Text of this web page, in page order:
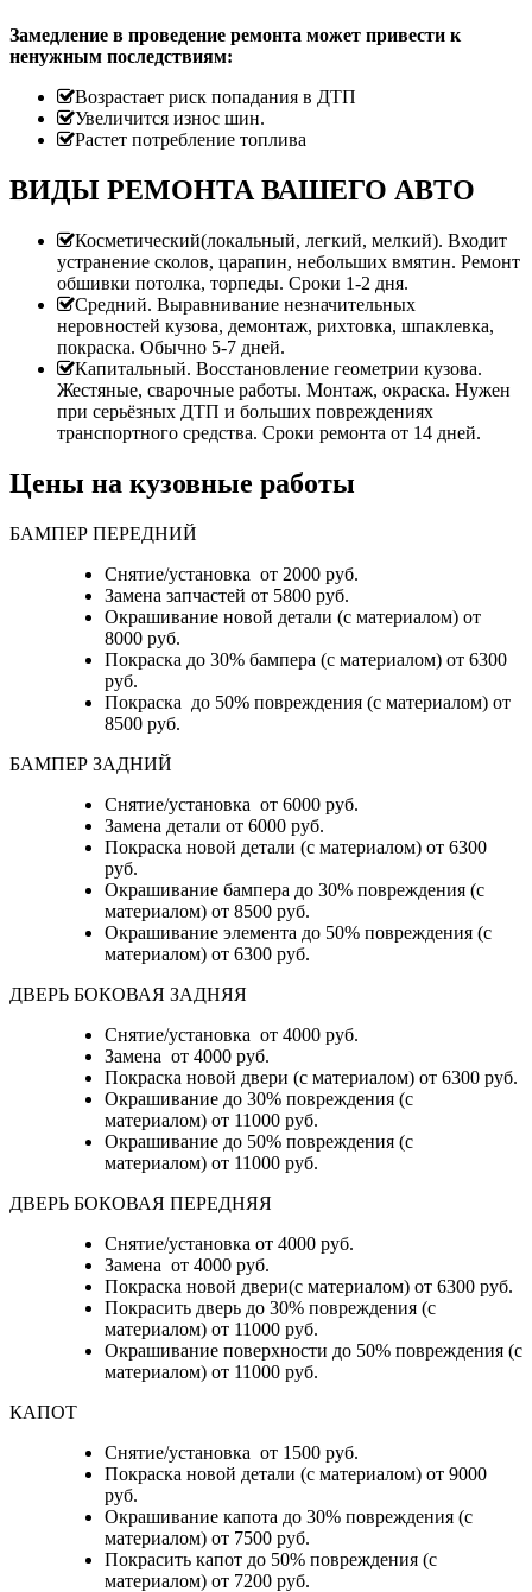
Замедление в проведение ремонта может привести к
ненужным последствиям:
Возрастает риск попадания в ДТП
Увеличится износ шин.
Растет потребление топлива
ВИДЫ РЕМОНТА ВАШЕГО АВТО
Косметический(локальный, легкий, мелкий). Входит
устранение сколов, царапин, небольших вмятин. Ремонт
обшивки потолка, торпеды. Сроки 1-2 дня.
Средний. Выравнивание незначительных
неровностей кузова, демонтаж, рихтовка, шпаклевка,
покраска. Обычно 5-7 дней.
Капитальный. Восстановление геометрии кузова.
Жестяные, сварочные работы. Монтаж, окраска. Нужен
при серьёзных ДТП и больших повреждениях
транспортного средства. Сроки ремонта от 14 дней.
Цены на кузовные работы
БАМПЕР ПЕРЕДНИЙ
Снятие/установка от 2000 руб.
Замена запчастей от 5800 руб.
Окрашивание новой детали (с материалом) от
8000 руб.
Покраска до 30% бампера (с материалом) от 6300
руб.
Покраска до 50% повреждения (с материалом) от
8500 руб.
БАМПЕР ЗАДНИЙ
Снятие/установка от 6000 руб.
Замена детали от 6000 руб.
Покраска новой детали (с материалом) от 6300
руб.
Окрашивание бампера до 30% повреждения (с
материалом) от 8500 руб.
Окрашивание элемента до 50% повреждения (с
материалом) от 6300 руб.
ДВЕРЬ БОКОВАЯ ЗАДНЯЯ
Снятие/установка от 4000 руб.
Замена от 4000 руб.
Покраска новой двери (с материалом) от 6300 руб.
Окрашивание до 30% повреждения (с
материалом) от 11000 руб.
Окрашивание до 50% повреждения (с
материалом) от 11000 руб.
ДВЕРЬ БОКОВАЯ ПЕРЕДНЯЯ
Снятие/установка от 4000 руб.
Замена от 4000 руб.
Покраска новой двери(с материалом) от 6300 руб.
Покрасить дверь до 30% повреждения (с
материалом) от 11000 руб.
Окрашивание поверхности до 50% повреждения (с
материалом) от 11000 руб.
КАПОТ
Снятие/установка от 1500 руб.
Покраска новой детали (с материалом) от 9000
руб.
Окрашивание капота до 30% повреждения (с
материалом) от 7500 руб.
Покрасить капот до 50% повреждения (с
материалом) от 7200 руб.